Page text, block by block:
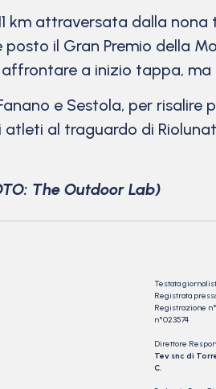
km attraversata dalla
il Gran Premio della
a inizio tappa,
e Sestola, per risalire
al traguardo di
The Outdoor Lab)
Testata
Registrata
Registrazione
n°023574
Direttore
Tev snc di
C.